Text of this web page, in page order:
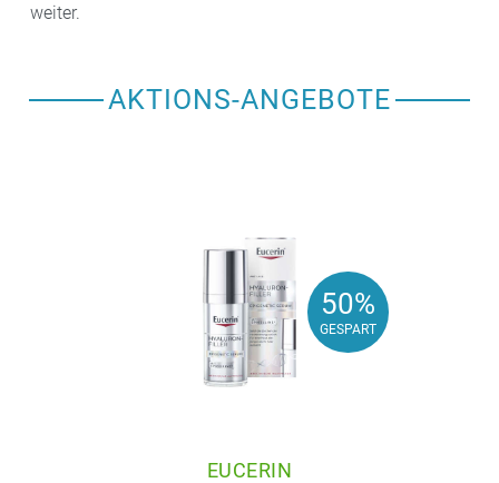
weiter.
AKTIONS-ANGEBOTE
50%
GESPART
50%
GESPART
EUCERIN